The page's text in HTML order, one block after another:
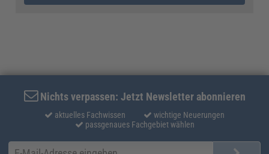
Nichts verpassen: Jetzt Newsletter abonnieren
aktuelles Fachwissen
wichtige Neuerungen
passgenaues Fachgebiet wählen